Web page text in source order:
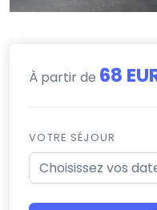
À partir de 68
VOTRE SÉJOUR